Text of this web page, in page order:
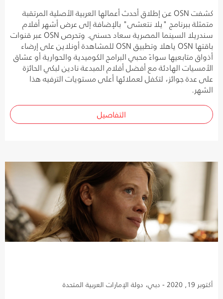
كشفت OSN عن إطلاق أحدث أعمالها العربية الأصلية المرتقبة
متمثلة ببرنامج "يلا نتعشى" بالإضافة إلى عرض أشهر أفلام
سندريلا السينما المصرية سعاد حسني. وتحرص OSN عبر قنوات
باقتها OSN ياهلا وتطبيق OSN للمشاهدة أونلاين على إرضاء
أذواق متابعيها سواءً محبي البرامج الكوميدية والحوارية أو عشاق
الأمسيات الهادئة مع أفضل أفلام المبدعة نادين لبكي الحائزة
على عدة جوائز، لتكفل لعملائها أعلى مستويات الترفيه هذا
الشهر.
التفاصيل
أكتوبر 19, 2020 - دبي، دولة الإمارات العربية المتحدة